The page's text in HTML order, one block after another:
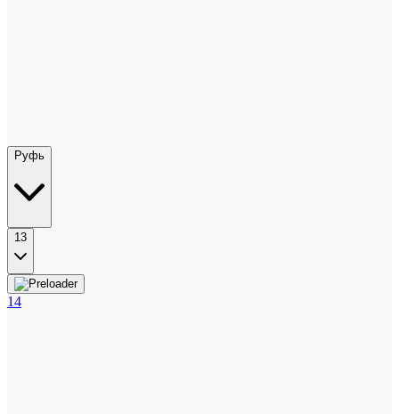
Руфь
13
14